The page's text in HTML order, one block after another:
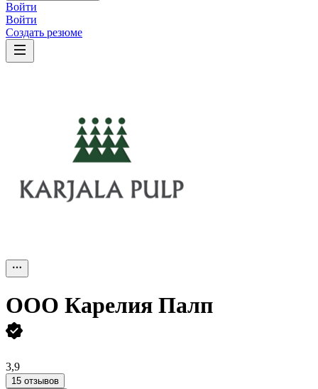
Войти
Войти
Создать резюме
ООО Карелия Палп
3,9
15 отзывов